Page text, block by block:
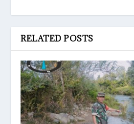
RELATED POSTS